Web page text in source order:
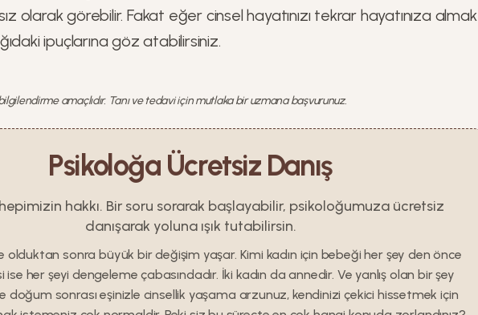
olarak görebilir. Fakat eğer cinsel hayatınızı tekrar hayatınıza almak
ipuçlarına göz atabilirsiniz.
amaçlıdır. Tanı ve tedavi için mutlaka bir uzmana başvurunuz.
Psikoloğa Ücretsiz Danış
hakkı. Bir soru sorarak başlayabilir, psikoloğumuza ücretsiz
danışarak yoluna ışık tutabilirsin.
olduktan sonra büyük bir değişim yaşar. Kimi kadın için bebeği her şey den önce
ise her şeyi dengeleme çabasındadır. İki kadın da annedir. Ve yanlış olan bir şey
doğum sonrası eşinizle cinsellik yaşama arzunuz, kendinizi çekici hissetmek için